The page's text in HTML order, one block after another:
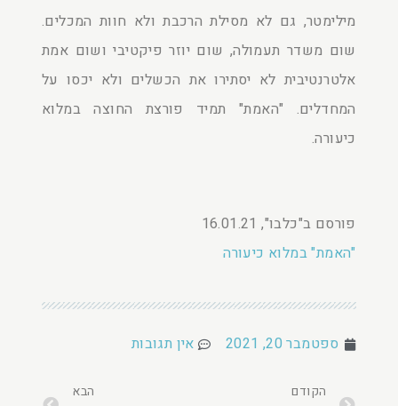
מילימטר, גם לא מסילת הרכבת ולא חוות המכלים.
שום משדר תעמולה, שום יוזר פיקטיבי ושום אמת
אלטרנטיבית לא יסתירו את הכשלים ולא יכסו על
המחדלים. "האמת" תמיד פורצת החוצה במלוא
כיעורה.
פורסם ב"כלבו", 16.01.21
"האמת" במלוא כיעורה
ספטמבר 20, 2021 אין תגובות
הקודם
הבא